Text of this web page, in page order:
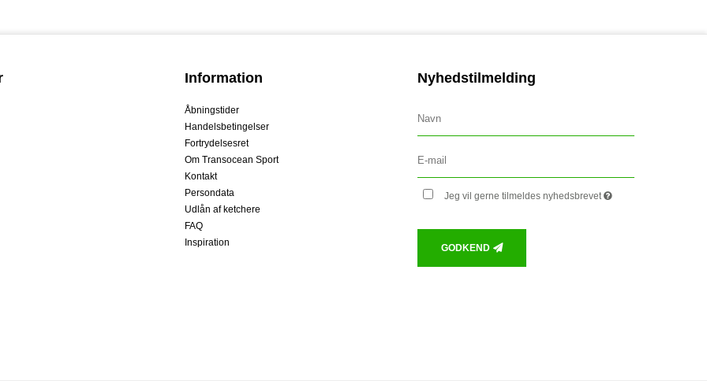
Information
Åbningstider
Handelsbetingelser
Fortrydelsesret
Om Transocean Sport
Kontakt
Persondata
Udlån af ketchere
FAQ
Inspiration
Nyhedstilmelding
Jeg vil gerne tilmeldes nyhedsbrevet
GODKEND